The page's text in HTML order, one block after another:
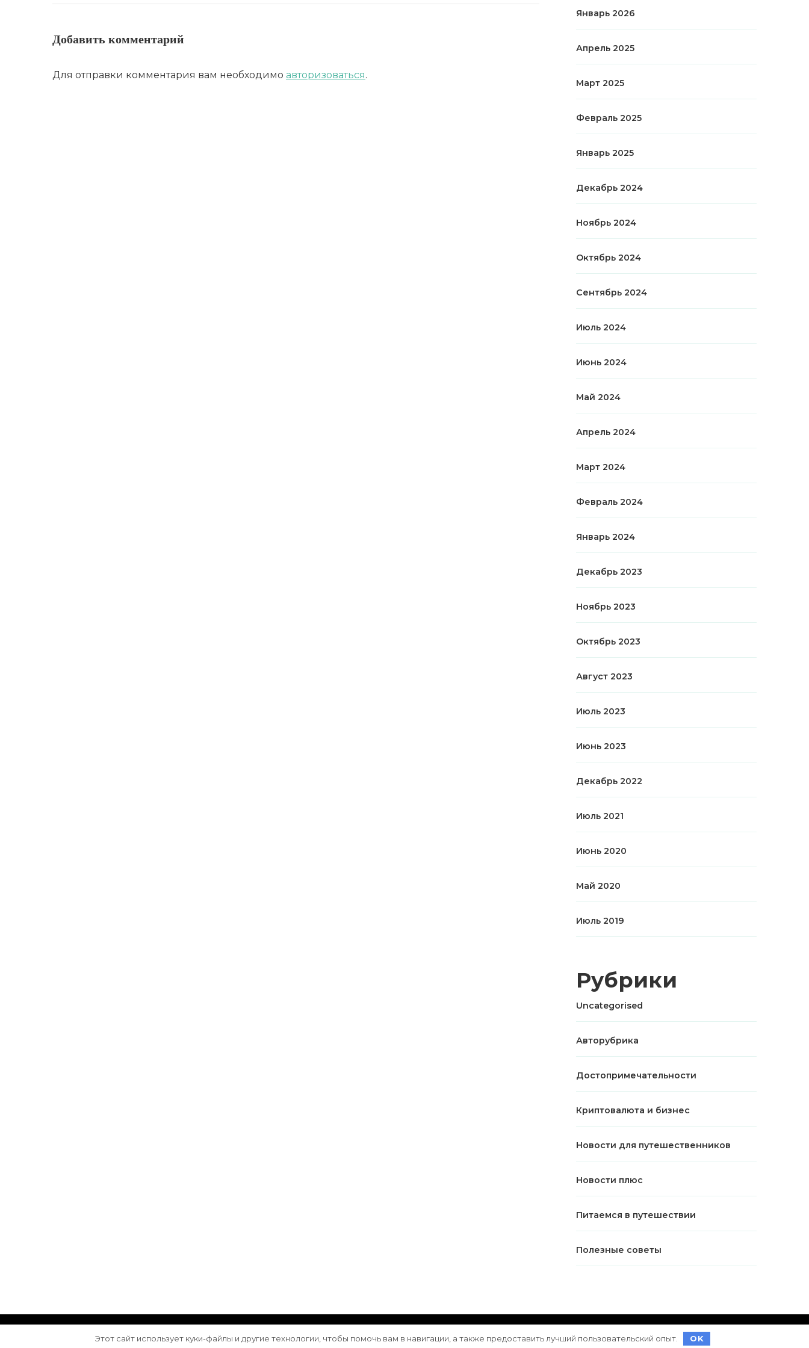
Добавить комментарий
Для отправки комментария вам необходимо авторизоваться.
Январь 2026
Апрель 2025
Март 2025
Февраль 2025
Январь 2025
Декабрь 2024
Ноябрь 2024
Октябрь 2024
Сентябрь 2024
Июль 2024
Июнь 2024
Май 2024
Апрель 2024
Март 2024
Февраль 2024
Январь 2024
Декабрь 2023
Ноябрь 2023
Октябрь 2023
Август 2023
Июль 2023
Июнь 2023
Декабрь 2022
Июль 2021
Июнь 2020
Май 2020
Июль 2019
Рубрики
Uncategorised
Авторубрика
Достопримечательности
Криптовалюта и бизнес
Новости для путешественников
Новости плюс
Питаемся в путешествии
Полезные советы
© Авторское право 2026 . Все права защищены. Vilva | Разработана WordPress
Этот сайт использует куки-файлы и другие технологии, чтобы помочь вам в навигации, а также предоставить лучший пользовательский опыт. OK